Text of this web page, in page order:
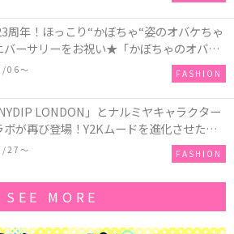
年！ほっこり“かぼちゃ“姿のオバケちゃ
バーサリーをお祝い★「かぼちゃのオバケ
セサリー」が新発売！Q-pot CAFE.では
ゃのオバケーキプレート」も登場
06〜 FASHION
LONDON」とナルミヤキャラクター
ボが再び登場！Y2Kムードを進化させた新
ョンを発売♪
27〜 FASHION
SEE MORE